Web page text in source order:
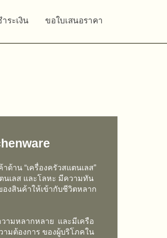
ระเงิน ขอใบเสนอราคา
าน “เครื่องครัวสแตนเลส”
นเลส และโลหะ มีความทัน
งสินค้าให้เข้ากับชีวิตหลาก
ามหลากหลาย และมีเครือ
มต้องการ ของผู้บริโภคใน